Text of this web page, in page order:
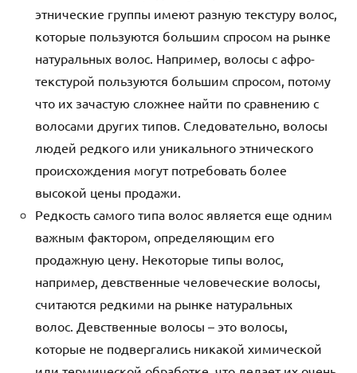
этнические группы имеют разную текстуру волос,
которые пользуются большим спросом на рынке
натуральных волос. Например, волосы с афро-
текстурой пользуются большим спросом, потому
что их зачастую сложнее найти по сравнению с
волосами других типов. Следовательно, волосы
людей редкого или уникального этнического
происхождения могут потребовать более
высокой цены продажи.
Редкость самого типа волос является еще одним
важным фактором, определяющим его
продажную цену. Некоторые типы волос,
например, девственные человеческие волосы,
считаются редкими на рынке натуральных
волос. Девственные волосы – это волосы,
которые не подвергались никакой химической